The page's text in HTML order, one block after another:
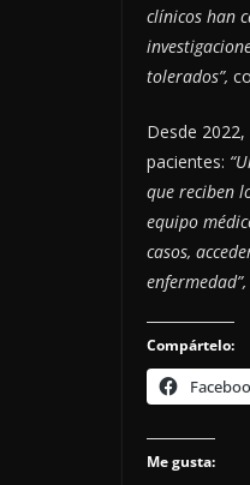
clínicos han
tolerados”,
Desde
pacientes:
que reciben
equipo
casos,
enfermedad”,
Compártelo:
Me gusta: